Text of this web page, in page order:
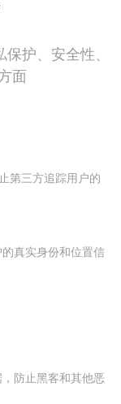
护、安全性、
面
第三方追踪用户的
真实身份和位置信
防止黑客和其他恶